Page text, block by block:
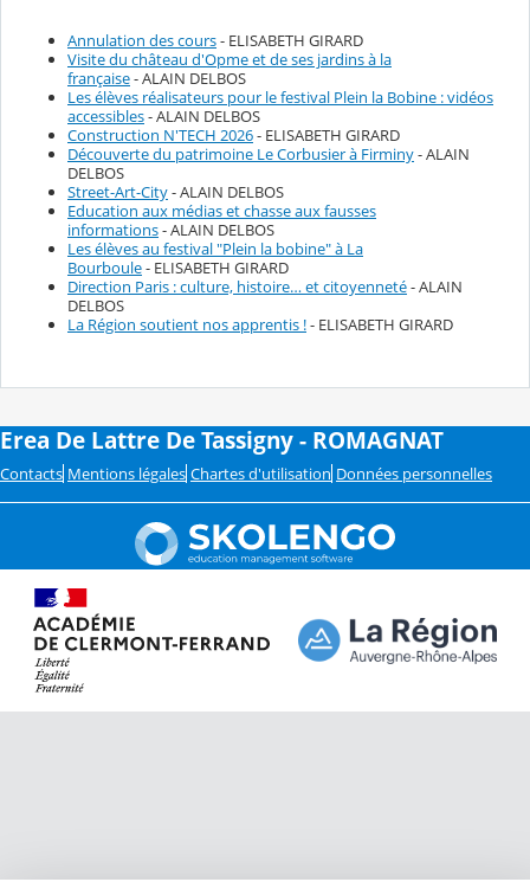
Annulation des cours- ELISABETH GIRARD
Visite du château d'Opme et de ses jardins à la
française- ALAIN DELBOS
Les élèves réalisateurs pour le festival Plein la Bobine : vidéos
accessibles- ALAIN DELBOS
Construction N'TECH 2026- ELISABETH GIRARD
Découverte du patrimoine Le Corbusier à Firminy- ALAIN
DELBOS
Street-Art-City- ALAIN DELBOS
Education aux médias et chasse aux fausses
informations- ALAIN DELBOS
Les élèves au festival "Plein la bobine" à La
Bourboule- ELISABETH GIRARD
Direction Paris : culture, histoire… et citoyenneté- ALAIN
DELBOS
La Région soutient nos apprentis !- ELISABETH GIRARD
Erea De Lattre De Tassigny - ROMAGNAT
Contacts Mentions légales Chartes d'utilisation Données personnelles